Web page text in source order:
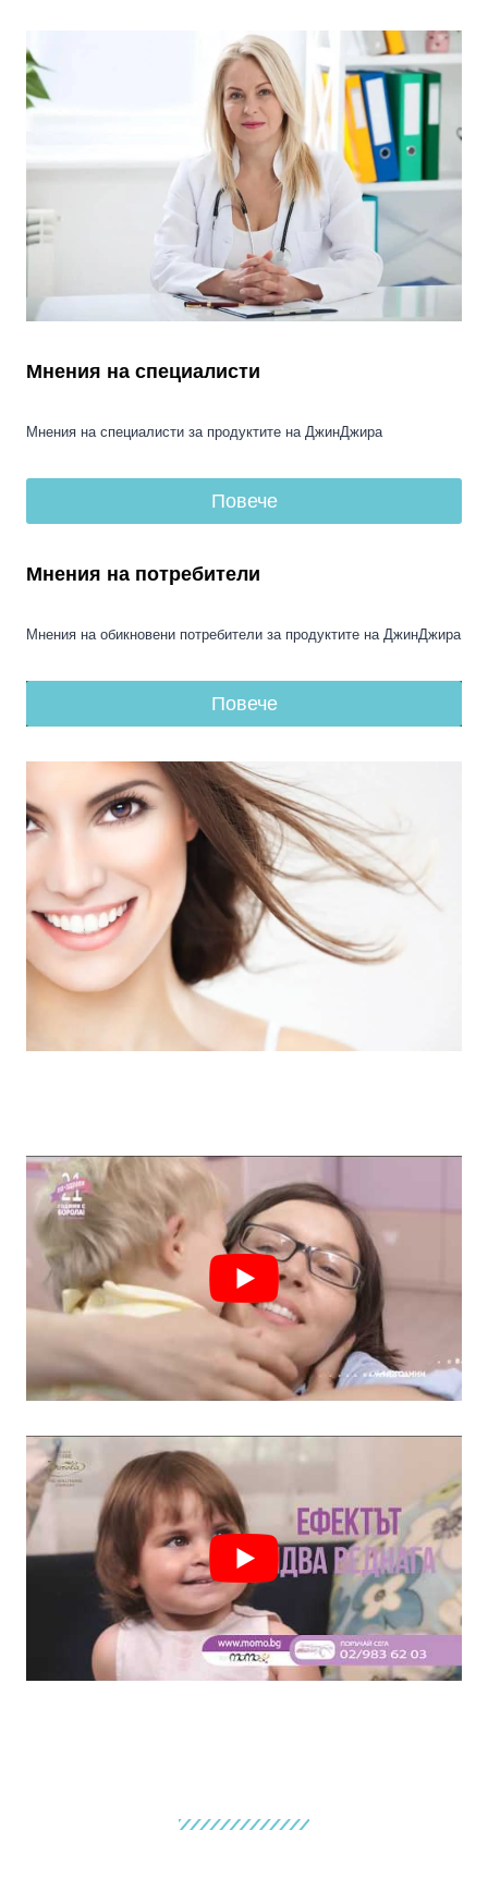
Мнения на специалисти
Мнения на специалисти за продуктите на ДжинДжира
Повече
Мнения на потребители
Мнения на обикновени потребители за продуктите на ДжинДжира
Повече